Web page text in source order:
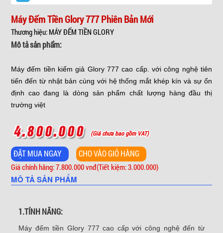
Máy Đếm Tiền Glory 777 Phiên Bản Mới
Thương hiệu: MÁY ĐẾM TIỀN GLORY
Mô tả sản phẩm:
Máy đếm tiền kiểm giả Glory 777 cao cấp. với công nghệ tiên
tiến đến từ nhật bản cùng với hệ thống mắt khép kín và sự ổn
định cao đang là dòng sản phẩm chất lượng hàng đầu thị
trường việt
(Giá chưa bao gồm VAT)
Giá chính hãng: 7.800.000 vnđ(Tiết kiệm: 3.000.000)
MÔ TẢ SẢN PHẨM
1.TÍNH NĂNG:
Máy đếm tiền Glory 777 cao cấp với công nghệ đến từ